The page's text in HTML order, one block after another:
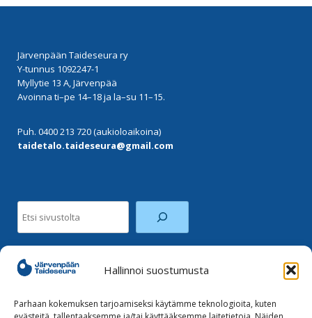
Hallinnoi suostumusta
Parhaan kokemuksen tarjoamiseksi käytämme teknologioita, kuten
Järvenpään Taideseura ry
Y-tunnus 1092247-1
Myllytie 13 A, Järvenpää
Avoinna ti–pe 14–18 ja la–su 11–15.
Puh. 0400 213 720 (aukioloaikoina)
taidetalo.taideseura@gmail.com
Instagram